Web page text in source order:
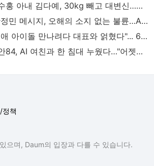
박수홍 아내 김다예, 30kg 빼고 대변신…다음 행보는?
"황정민 메시지, 오해의 소지 없는 불륜…A씨는 스토킹" 현직 변호사 해석 [엑's 이슈]
"최애 아이돌 만나려다 대표와 얽혔다"... 6억뷰 웹툰 원작 '최애의 사원'
기안84, AI 여친과 한 침대 누웠다…"어젯밤 어땠어?" (기이안 연애)
정책
으며, Daum의 입장과 다를 수 있습니다.